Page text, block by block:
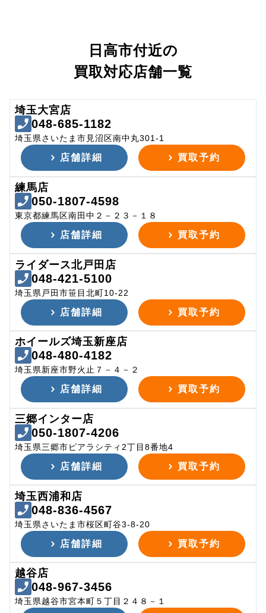
日高市付近の
買取対応店舗一覧
埼玉大宮店
048-685-1182
埼玉県さいたま市見沼区南中丸301-1
店舗詳細 買取予約
練馬店
050-1807-4598
東京都練馬区南田中２－２３－１８
店舗詳細 買取予約
ライダース北戸田店
048-421-5100
埼玉県戸田市笹目北町10-22
店舗詳細 買取予約
ホイールズ埼玉新座店
048-480-4182
埼玉県新座市野火止７－４－２
店舗詳細 買取予約
三郷インター店
050-1807-4206
埼玉県三郷市ピアラシティ2丁目8番地4
店舗詳細 買取予約
埼玉西浦和店
048-836-4567
埼玉県さいたま市桜区町谷3-8-20
店舗詳細 買取予約
越谷店
048-967-3456
埼玉県越谷市宮本町５丁目２４８－１